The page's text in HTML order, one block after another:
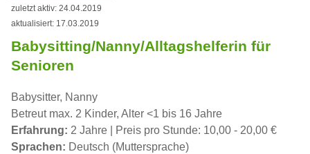
zuletzt aktiv: 24.04.2019
aktualisiert: 17.03.2019
Babysitting/Nanny/Alltagshelferin für
Senioren
Babysitter, Nanny
Betreut max. 2 Kinder, Alter <1 bis 16 Jahre
Erfahrung: 2 Jahre | Preis pro Stunde: 10,00 - 20,00 €
Sprachen: Deutsch (Muttersprache)